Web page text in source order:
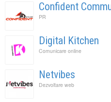
Confident
PR
Digital Kitchen
Comunicare online
Netvibes
Dezvoltare web